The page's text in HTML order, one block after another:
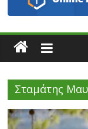
Σταμάτης